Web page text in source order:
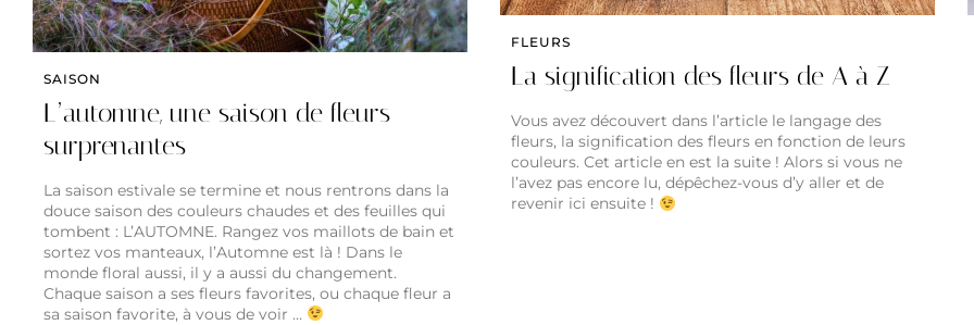
SAISON
L’automne, une saison de fleurs
surprenantes
La saison estivale se termine et nous rentrons dans la
douce saison des couleurs chaudes et des feuilles qui
tombent : L’AUTOMNE. Rangez vos maillots de bain et
sortez vos manteaux, l’Automne est là ! Dans le
monde floral aussi, il y a aussi du changement.
Chaque saison a ses fleurs favorites, ou chaque fleur a
sa saison favorite, à vous de voir …
FLEURS
La signification des fleurs de A à Z
Vous avez découvert dans l’article le langage des
fleurs, la signification des fleurs en fonction de leurs
couleurs. Cet article en est la suite ! Alors si vous ne
l’avez pas encore lu, dépêchez-vous d’y aller et de
revenir ici ensuite !